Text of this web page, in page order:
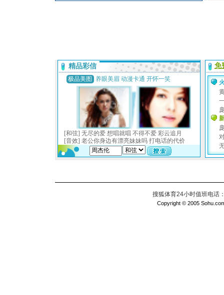
搜狐体育24小时值班电话
Copyright © 2005